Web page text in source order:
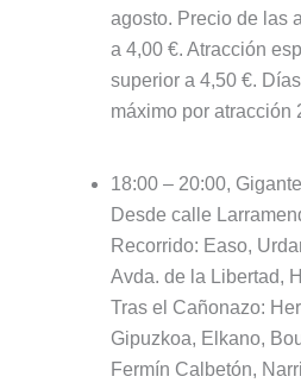
agosto. Precio de las
a 4,00 €. Atracción
superior a 4,50 €.
máximo por atracción
18:00 – 20:00,
Desde calle
Recorrido: Easo,
Avda. de la Libertad,
Tras el Cañonazo:
Gipuzkoa, Elkano,
Fermín Calbetón,